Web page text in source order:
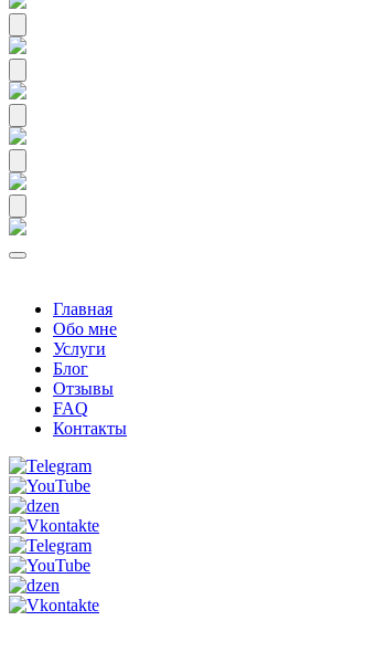
Главная
Обо мне
Услуги
Блог
Отзывы
FAQ
Контакты